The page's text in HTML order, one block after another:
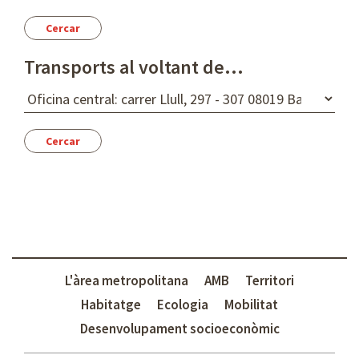
r
Transports al voltant de...
D
e
s
L'àrea metropolitana AMB
Territori
Habitatge
Ecologia
Mobilitat
Desenvolupament socioeconòmic